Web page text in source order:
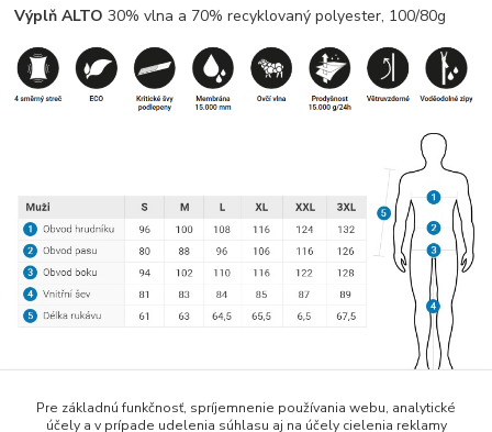
Výplň ALTO 30% vlna a 70% recyklovaný polyester, 100/80g
Pre základnú funkčnosť, spríjemnenie používania webu, analytické
účely a v prípade udelenia súhlasu aj na účely cielenia reklamy